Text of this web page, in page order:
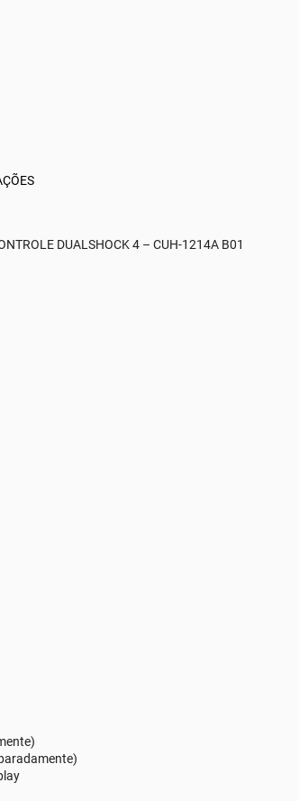
DUALSHOCK 4 – CUH-1214A B01